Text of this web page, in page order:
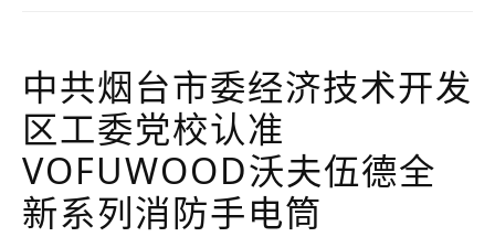
中共烟台市委经济技术开发
区工委党校认准
VOFUWOOD沃夫伍德全
新系列消防手电筒